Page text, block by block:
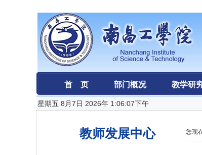
首 页 部门概况 教学研
星期五 8月7日 2026年 1:06:07下午
教师发展中心 您现